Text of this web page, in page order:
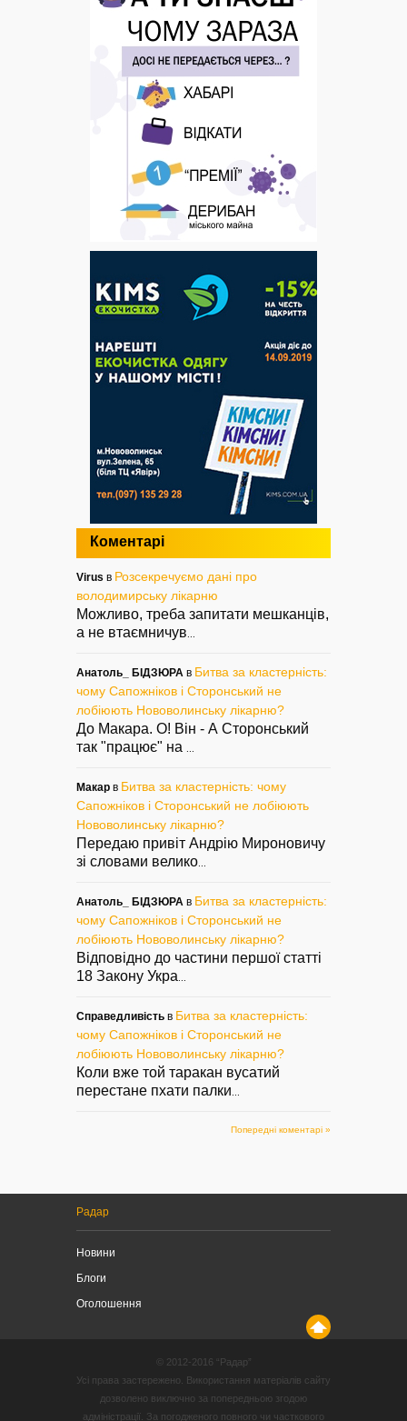
Коментарі
Virus в Розсекречуємо дані про
володимирську лікарню
Можливо, треба запитати мешканців,
а не втаємничув
Анатоль_ БІДЗЮРА в Битва за кластерність:
чому Сапожніков і Сторонський не
лобіюють Нововолинську лікарню?
До Макара. О! Він - А Сторонський
так "працює" на
Макар в Битва за кластерність: чому
Сапожніков і Сторонський не лобіюють
Нововолинську лікарню?
Передаю привіт Андрію Мироновичу
зі словами велико
Анатоль_ БІДЗЮРА в Битва за кластерність:
чому Сапожніков і Сторонський не
лобіюють Нововолинську лікарню?
Відповідно до частини першої статті
18 Закону Укра
Справедливість в Битва за кластерність:
чому Сапожніков і Сторонський не
лобіюють Нововолинську лікарню?
Коли вже той таракан вусатий
перестане пхати палки
Попередні коментарі »
Радар
Новини
Блоги
Оголошення
© 2012-2016 “Радар”
Усі права застережено. Використання матеріалів сайту
дозволено виключно за попередньою згодою
адміністрації. За погодженого повного чи часткового